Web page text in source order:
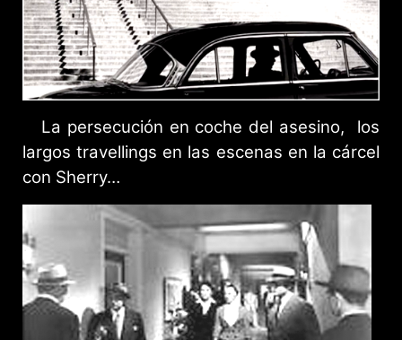
La persecución en coche del asesino, los
largos travellings en las escenas en la cárcel
con Sherry…